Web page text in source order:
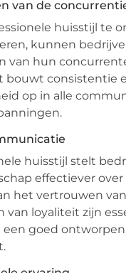
van de
huisstijl te
kunnen
van hun
bouwt consistentie
op in alle
huisstijl stelt
effectiever
het vertrouwen
van loyaliteit zijn
een goed ontworpen